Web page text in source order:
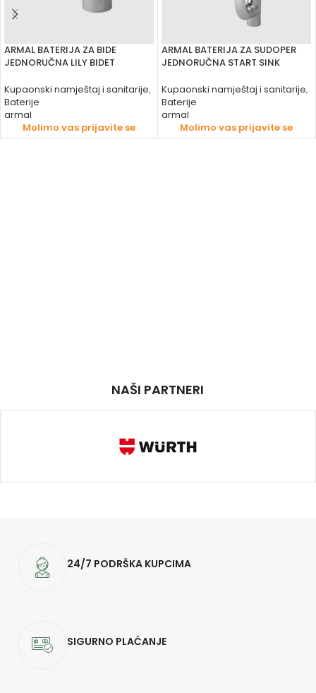
ARMAL BATERIJA ZA BIDE
JEDNORUČNA LILY BIDET
Kupaonski namještaj i sanitarije,
Baterije
armal
Molimo vas prijavite se
ARMAL BATERIJA ZA SUDOPER
JEDNORUČNA START SINK
Kupaonski namještaj i sanitarije,
Baterije
armal
Molimo vas prijavite se
NAŠI PARTNERI
24/7 PODRŠKA KUPCIMA
SIGURNO PLAĆANJE